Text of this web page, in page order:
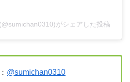
がシェアした投稿
@sumichan0310